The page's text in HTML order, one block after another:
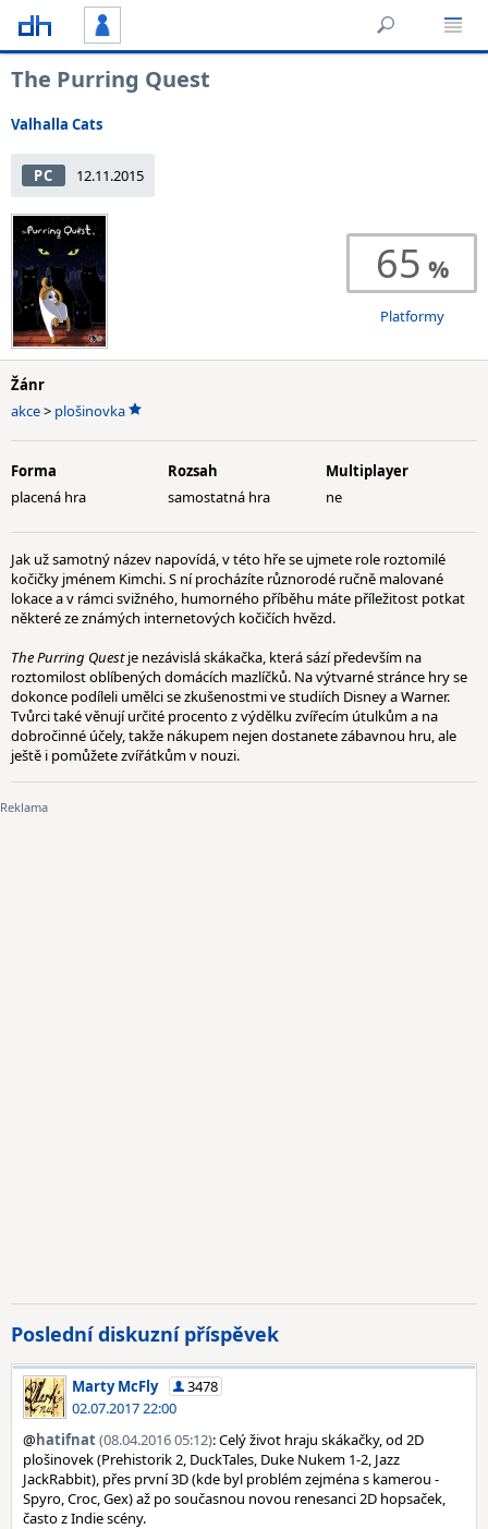
The Purring Quest
Valhalla Cats
PC 12.11.2015
65
Platformy
Žánr
akce> plošinovka
Forma
placená hra
Rozsah
samostatná hra
Multiplayer
ne
Jak už samotný název napovídá, v této hře se ujmete role roztomilé
kočičky jménem Kimchi. S ní procházíte různorodé ručně malované
lokace a v rámci svižného, humorného příběhu máte příležitost potkat
některé ze známých internetových kočičích hvězd.
The Purring Questje nezávislá skákačka, která sází především na
roztomilost oblíbených domácích mazlíčků. Na výtvarné stránce hry se
dokonce podíleli umělci se zkušenostmi ve studiích Disney a Warner.
Tvůrci také věnují určité procento z výdělku zvířecím útulkům a na
dobročinné účely, takže nákupem nejen dostanete zábavnou hru, ale
ještě i pomůžete zvířátkům v nouzi.
Poslední diskuzní příspěvek
Marty McFly
3478
02.07.2017 22:00
@hatifnat(08.04.2016 05:12): Celý život hraju skákačky, od 2D
plošinovek (Prehistorik 2, DuckTales, Duke Nukem 1-2, Jazz
JackRabbit), přes první 3D (kde byl problém zejména s kamerou -
Spyro, Croc, Gex) až po současnou novou renesanci 2D hopsaček,
často z Indie scény.